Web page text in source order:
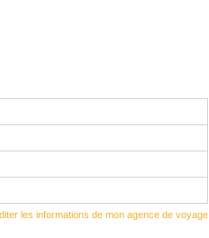
les informations de mon agence de voyage